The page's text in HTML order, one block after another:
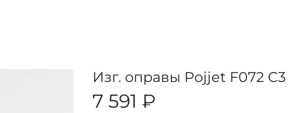
Изг. оправы Pojjet F072 C3
7 591 ₽